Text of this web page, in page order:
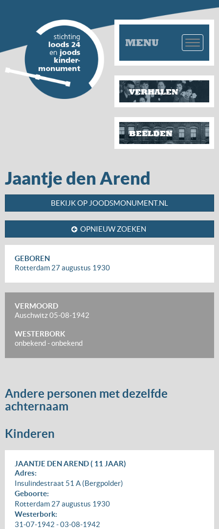
MENU
VERHALEN
BEELDEN
Jaantje den Arend
BEKIJK OP JOODSMONUMENT.NL
OPNIEUW ZOEKEN
GEBOREN
Rotterdam 27 augustus 1930
VERMOORD
Auschwitz05-08-1942
WESTERBORK
onbekend-onbekend
Andere personen met dezelfde
achternaam
Kinderen
JAANTJE DEN AREND ( 11 JAAR)
Adres:
Insulindestraat 51 A (Bergpolder)
Geboorte:
Rotterdam 27 augustus 1930
Westerbork:
31-07-1942 -03-08-1942